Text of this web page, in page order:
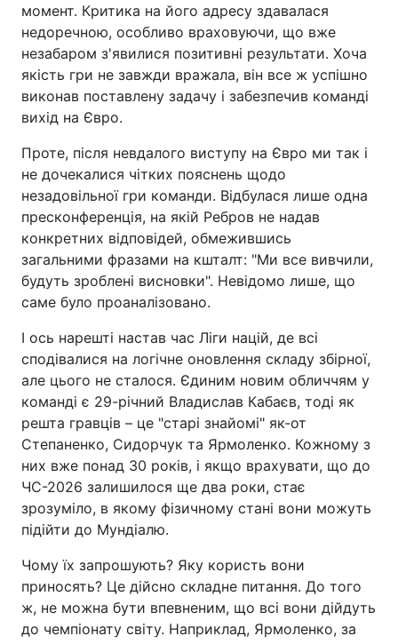
момент. Критика на його адресу здавалася
недоречною, особливо враховуючи, що вже
незабаром з'явилися позитивні результати. Хоча
якість гри не завжди вражала, він все ж успішно
виконав поставлену задачу і забезпечив команді
вихід на Євро.
Проте, після невдалого виступу на Євро ми так і
не дочекалися чітких пояснень щодо
незадовільної гри команди. Відбулася лише одна
пресконференція, на якій Ребров не надав
конкретних відповідей, обмежившись
загальними фразами на кшталт: "Ми все вивчили,
будуть зроблені висновки". Невідомо лише, що
саме було проаналізовано.
І ось нарешті настав час Ліги націй, де всі
сподівалися на логічне оновлення складу збірної,
але цього не сталося. Єдиним новим обличчям у
команді є 29-річний Владислав Кабаєв, тоді як
решта гравців – це "старі знайомі" як-от
Степаненко, Сидорчук та Ярмоленко. Кожному з
них вже понад 30 років, і якщо врахувати, що до
ЧС-2026 залишилося ще два роки, стає
зрозуміло, в якому фізичному стані вони можуть
підійти до Мундіалю.
Чому їх запрошують? Яку користь вони
приносять? Це дійсно складне питання. До того
ж, не можна бути впевненим, що всі вони дійдуть
до чемпіонату світу. Наприклад, Ярмоленко, за